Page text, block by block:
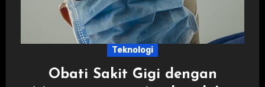
Teknologi
Obati Sakit Gigi dengan